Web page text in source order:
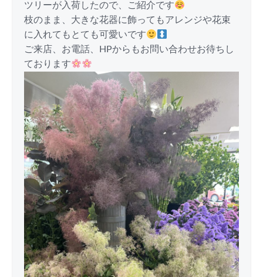
ツリーが入荷したので、ご紹介です
枝のまま、大きな花器に飾ってもアレンジや花束
に入れてもとても可愛いです
ご来店、お電話、HPからもお問い合わせお待ちし
ております